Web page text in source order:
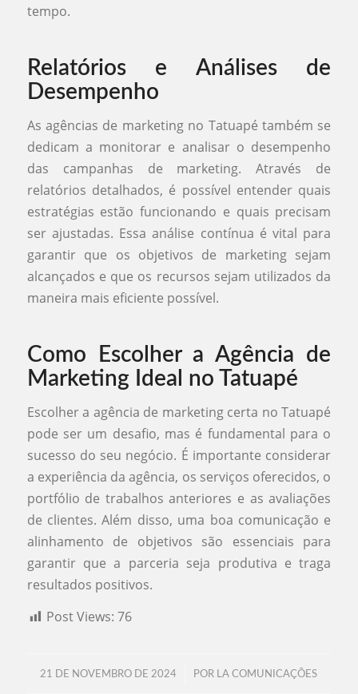
tempo.
Relatórios e Análises de
Desempenho
As agências de marketing no Tatuapé também se
dedicam a monitorar e analisar o desempenho
das campanhas de marketing. Através de
relatórios detalhados, é possível entender quais
estratégias estão funcionando e quais precisam
ser ajustadas. Essa análise contínua é vital para
garantir que os objetivos de marketing sejam
alcançados e que os recursos sejam utilizados da
maneira mais eficiente possível.
Como Escolher a Agência de
Marketing Ideal no Tatuapé
Escolher a agência de marketing certa no Tatuapé
pode ser um desafio, mas é fundamental para o
sucesso do seu negócio. É importante considerar
a experiência da agência, os serviços oferecidos, o
portfólio de trabalhos anteriores e as avaliações
de clientes. Além disso, uma boa comunicação e
alinhamento de objetivos são essenciais para
garantir que a parceria seja produtiva e traga
resultados positivos.
Post Views: 76
21 DE NOVEMBRO DE 2024
/ POR LA COMUNICAÇÕES